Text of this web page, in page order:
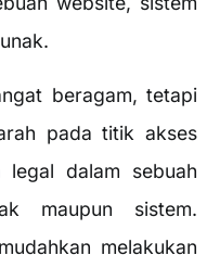
beragam, tetapi
pada titik akses
legal dalam sebuah
maupun sistem.
melakukan